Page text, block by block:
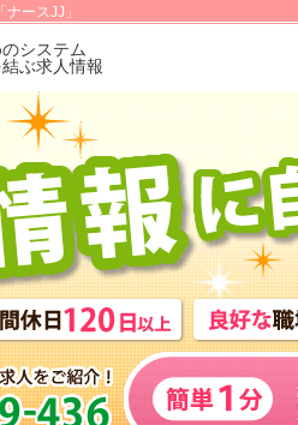
ースJJ」
システム
ぶ求人情報